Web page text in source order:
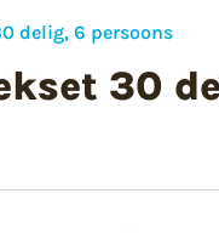
delig, 6 persoons
30